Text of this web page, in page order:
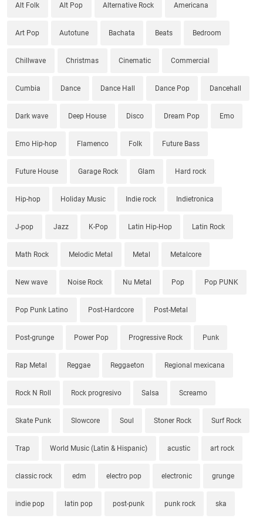
Alt Folk Alt Pop Alternative Rock Americana
Art Pop Autotune Bachata Beats Bedroom
Chillwave Christmas Cinematic Commercial
Cumbia Dance Dance Hall Dance Pop Dancehall
Dark wave Deep House Disco Dream Pop Emo
Emo Hip-hop Flamenco Folk Future Bass
Future House Garage Rock Glam Hard rock
Hip-hop Holiday Music Indie rock Indietronica
J-pop Jazz K-Pop Latin Hip-Hop Latin Rock
Math Rock Melodic Metal Metal Metalcore
New wave Noise Rock Nu Metal Pop Pop PUNK
Pop Punk Latino Post-Hardcore Post-Metal
Post-grunge Power Pop Progressive Rock Punk
Rap Metal Reggae Reggaeton Regional mexicana
Rock N Roll Rock progresivo Salsa Screamo
Skate Punk Slowcore Soul Stoner Rock Surf Rock
Trap World Music (Latin & Hispanic) acustic art rock
classic rock edm electro pop electronic grunge
indie pop latin pop post-punk punk rock ska